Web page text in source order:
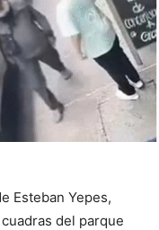
Esteban Yepes,
del parque